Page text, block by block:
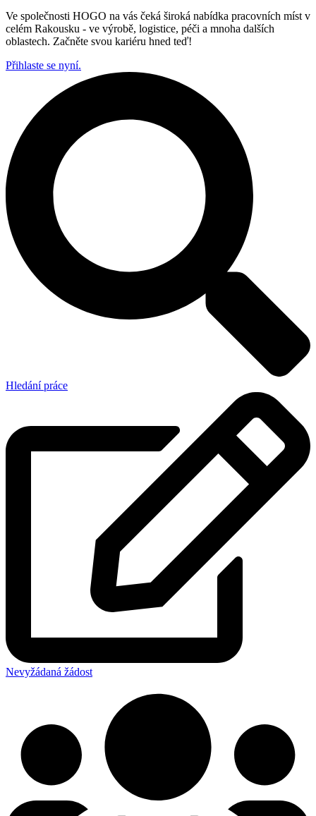
Ve společnosti HOGO na vás čeká široká nabídka pracovních míst v
celém Rakousku - ve výrobě, logistice, péči a mnoha dalších
oblastech. Začněte svou kariéru hned teď!
Přihlaste se nyní.
Hledání práce
Nevyžádaná žádost